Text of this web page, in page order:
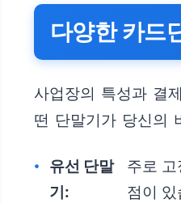
다양한 카드
사업장의 특성과 결
떤 단말기가 당신의
유선 단말
기:
주로
점이